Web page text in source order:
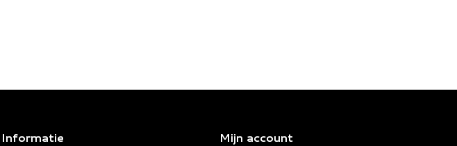
Informatie Mijn account